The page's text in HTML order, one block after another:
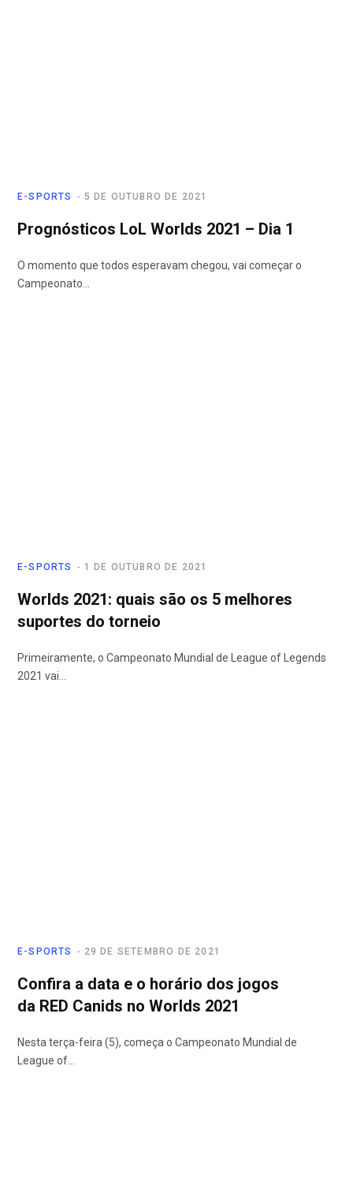
E-SPORTS 5 DE OUTUBRO DE 2021
Prognósticos LoL Worlds 2021 – Dia 1
O momento que todos esperavam chegou, vai começar o
Campeonato…
E-SPORTS 1 DE OUTUBRO DE 2021
Worlds 2021: quais são os 5 melhores
suportes do torneio
Primeiramente, o Campeonato Mundial de League of Legends
2021 vai…
E-SPORTS 29 DE SETEMBRO DE 2021
Confira a data e o horário dos jogos
da RED Canids no Worlds 2021
Nesta terça-feira (5), começa o Campeonato Mundial de
League of…